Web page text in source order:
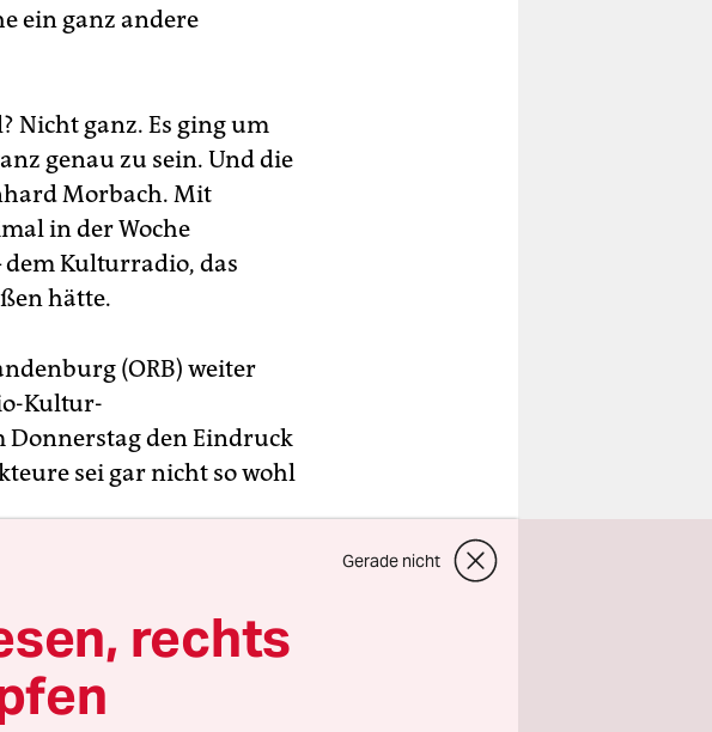
ein ganz andere
Nicht ganz. Es ging um
genau zu sein. Und die
Morbach. Mit
in der Woche
Kulturradio, das
hätte.
(ORB) weiter
Kultur-
Donnerstag den Eindruck
sei gar nicht so wohl
doch noch zur
beiden Seiten
wurde das
Kultur und die
das bewertet, was es
Gerade nicht
rechts